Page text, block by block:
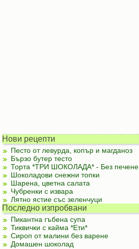
Нови рецепти
Песто от левурда, копър и магданоз
Бързо бутер тесто
Торта *ТРИ ШОКОЛАДА* - Без печене
Шоколадови снежни топки
Шарена, цветна салата
Чубренки с извара
Лятно ястие със зеленчуци
Последно изпробвани
Пикантна гъбена супа
Тиквички с кайма *Ети*
Сироп от малини без варене
Домашен шоколад